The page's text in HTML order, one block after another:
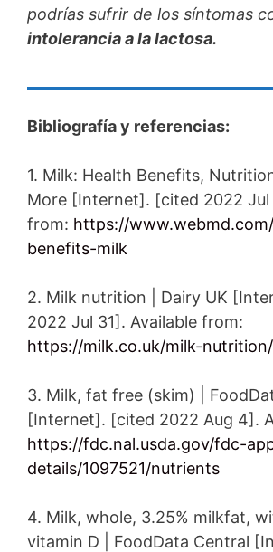
podrías sufrir de los síntomas
intolerancia a la lactosa.
Bibliografía y referencias:
1. Milk: Health Benefits,
More [Internet]. [cited 2022 Jul
from: https://
benefits-milk
2. Milk nutrition | Dairy UK
2022 Jul 31]. Available from:
https://milk.co.uk/milk-nutrition/
3. Milk, fat free (skim) |
[Internet]. [cited 2022 Aug 4].
https://fdc.nal.usda.gov/fdc-
details/1097521/nutrients
4. Milk, whole, 3.25% milkfat,
vitamin D | FoodData Central